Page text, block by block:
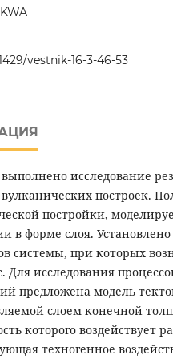
vestnik-16-3-46-53
исследование
построек.
постройки,
в форме слоя.
системы, при которых
Для исследования
предложена модель
слоем конечной
которого воздействует
техногенное